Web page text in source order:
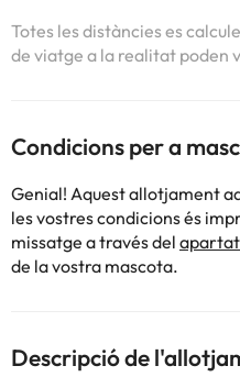
Totes les distàncies es
de viatge a la realitat poden
Condicions per a
Genial! Aquest allotjament
les vostres condicions és
missatge a través del
de la vostra mascota.
Descripció de